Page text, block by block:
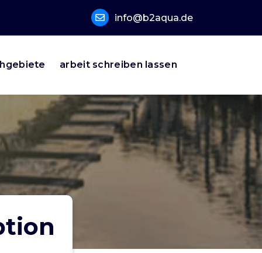
info@b2aqua.de
arbeit schreiben lassen